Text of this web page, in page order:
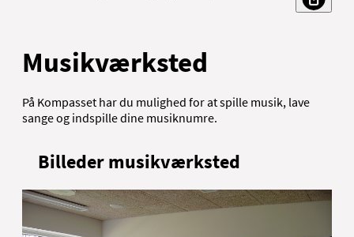
Musikværksted
På Kompasset har du mulighed for at spille musik, lave
sange og indspille dine musiknumre.
Billeder musikværksted